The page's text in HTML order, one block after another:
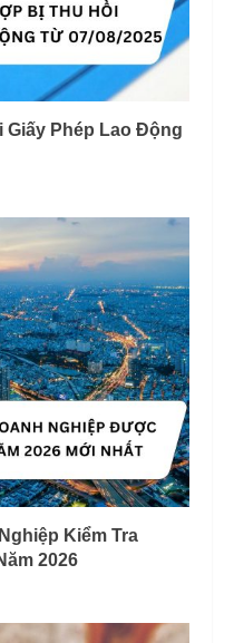
Giấy Phép Lao Động
Kiểm Tra
2026